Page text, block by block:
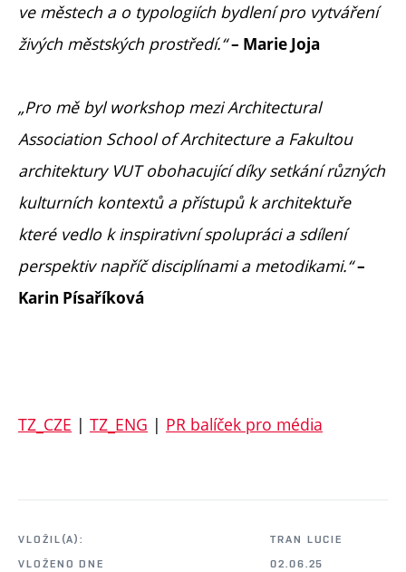
ve městech a o typologiích bydlení pro vytváření
živých městských prostředí.“ – Marie Joja
„Pro mě byl workshop mezi Architectural
Association School of Architecture a Fakultou
architektury VUT obohacující díky setkání různých
kulturních kontextů a přístupů k architektuře
které vedlo k inspirativní spolupráci a sdílení
perspektiv napříč disciplínami a metodikami.“ –
Karin Písaříková
TZ_CZE | TZ_ENG | PR balíček pro média
VLOŽIL(A):
TRAN LUCIE
VLOŽENO DNE
02.06.25